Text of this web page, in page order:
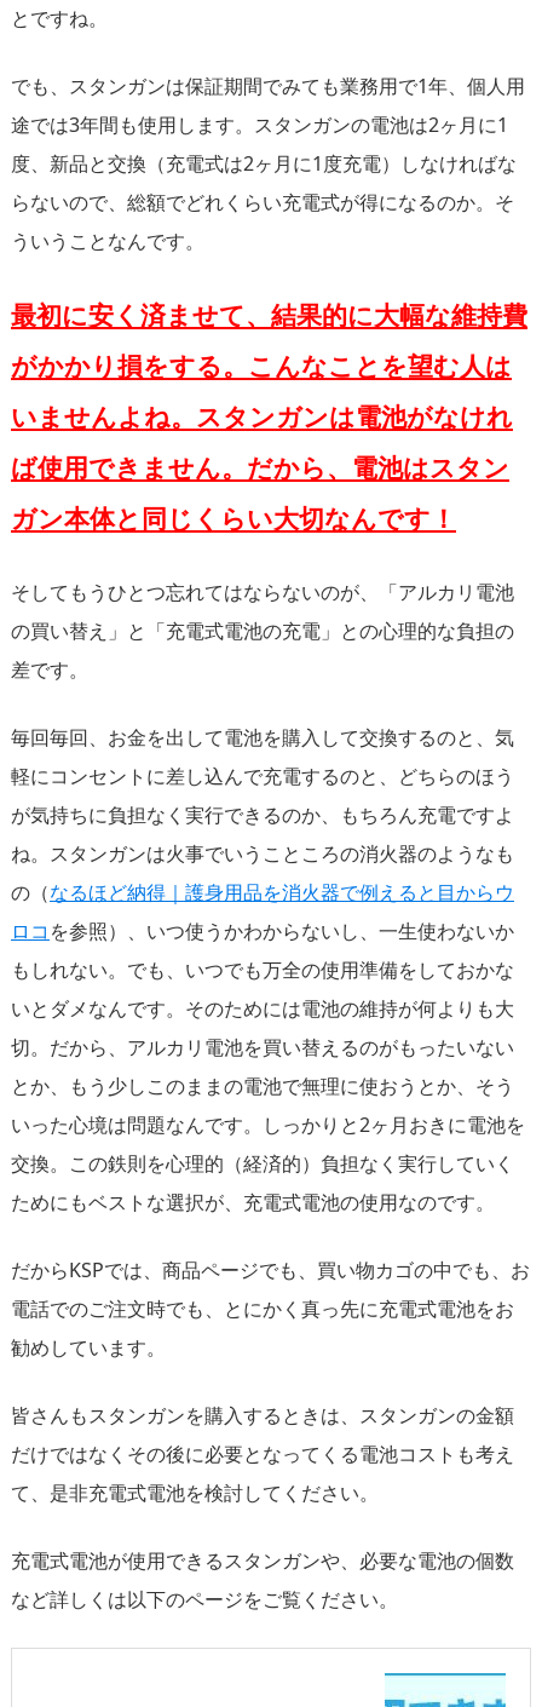
とですね。
でも、スタンガンは保証期間でみても業務用で1年、個人用
途では3年間も使用します。スタンガンの電池は2ヶ月に1
度、新品と交換（充電式は2ヶ月に1度充電）しなければな
らないので、総額でどれくらい充電式が得になるのか。そ
ういうことなんです。
最初に安く済ませて、結果的に大幅な維持費
がかかり損をする。こんなことを望む人は
いませんよね。スタンガンは電池がなけれ
ば使用できません。だから、電池はスタン
ガン本体と同じくらい大切なんです！
そしてもうひとつ忘れてはならないのが、「アルカリ電池
の買い替え」と「充電式電池の充電」との心理的な負担の
差です。
毎回毎回、お金を出して電池を購入して交換するのと、気
軽にコンセントに差し込んで充電するのと、どちらのほう
が気持ちに負担なく実行できるのか、もちろん充電ですよ
ね。スタンガンは火事でいうこところの消火器のようなも
の（なるほど納得｜護身用品を消火器で例えると目からウ
ロコ を参照）、いつ使うかわからないし、一生使わないか
もしれない。でも、いつでも万全の使用準備をしておかな
いとダメなんです。そのためには電池の維持が何よりも大
切。だから、アルカリ電池を買い替えるのがもったいない
とか、もう少しこのままの電池で無理に使おうとか、そう
いった心境は問題なんです。しっかりと2ヶ月おきに電池を
交換。この鉄則を心理的（経済的）負担なく実行していく
ためにもベストな選択が、充電式電池の使用なのです。
だからKSPでは、商品ページでも、買い物カゴの中でも、お
電話でのご注文時でも、とにかく真っ先に充電式電池をお
勧めしています。
皆さんもスタンガンを購入するときは、スタンガンの金額
だけではなくその後に必要となってくる電池コストも考え
て、是非充電式電池を検討してください。
充電式電池が使用できるスタンガンや、必要な電池の個数
など詳しくは以下のページをご覧ください。